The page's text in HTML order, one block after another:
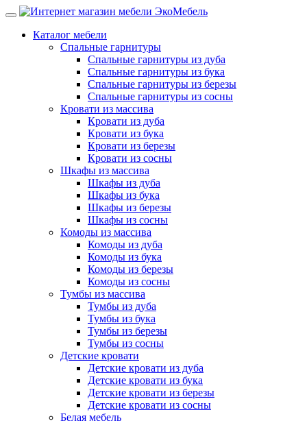
Каталог мебели
Спальные гарнитуры
Спальные гарнитуры из дуба
Спальные гарнитуры из бука
Спальные гарнитуры из березы
Спальные гарнитуры из сосны
Кровати из массива
Кровати из дуба
Кровати из бука
Кровати из березы
Кровати из сосны
Шкафы из массива
Шкафы из дуба
Шкафы из бука
Шкафы из березы
Шкафы из сосны
Комоды из массива
Комоды из дуба
Комоды из бука
Комоды из березы
Комоды из сосны
Тумбы из массива
Тумбы из дуба
Тумбы из бука
Тумбы из березы
Тумбы из сосны
Детские кровати
Детские кровати из дуба
Детские кровати из бука
Детские кровати из березы
Детские кровати из сосны
Белая мебель